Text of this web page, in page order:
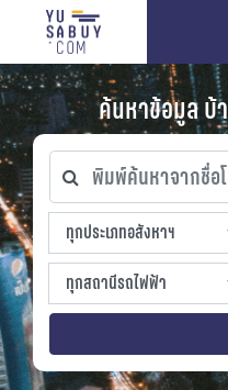
ค้นหาข้อมูล บ้
พิมพ์ค้นหาจากชื่อโครง
ทุกประเภทอสังหาฯ
ทุกประเภทอสังหาฯ
sproperty
ทุกทำเลที่ตั้ง
ทุกสถานีรถไฟฟ้า
ทุกสถานีรถไฟฟ้า
strain-station
ทุกช่วงราคา